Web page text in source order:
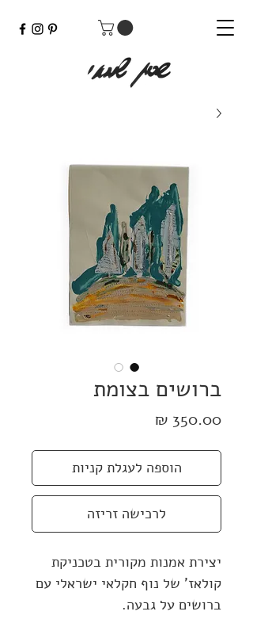
ברושים בצומת
הוספה לעגלת קניות
לרכישה זריזה
יצירת אמנות מקורית בטכניקת
קולאז' של נוף חקלאי ישראלי עם
ברושים על גבעה.